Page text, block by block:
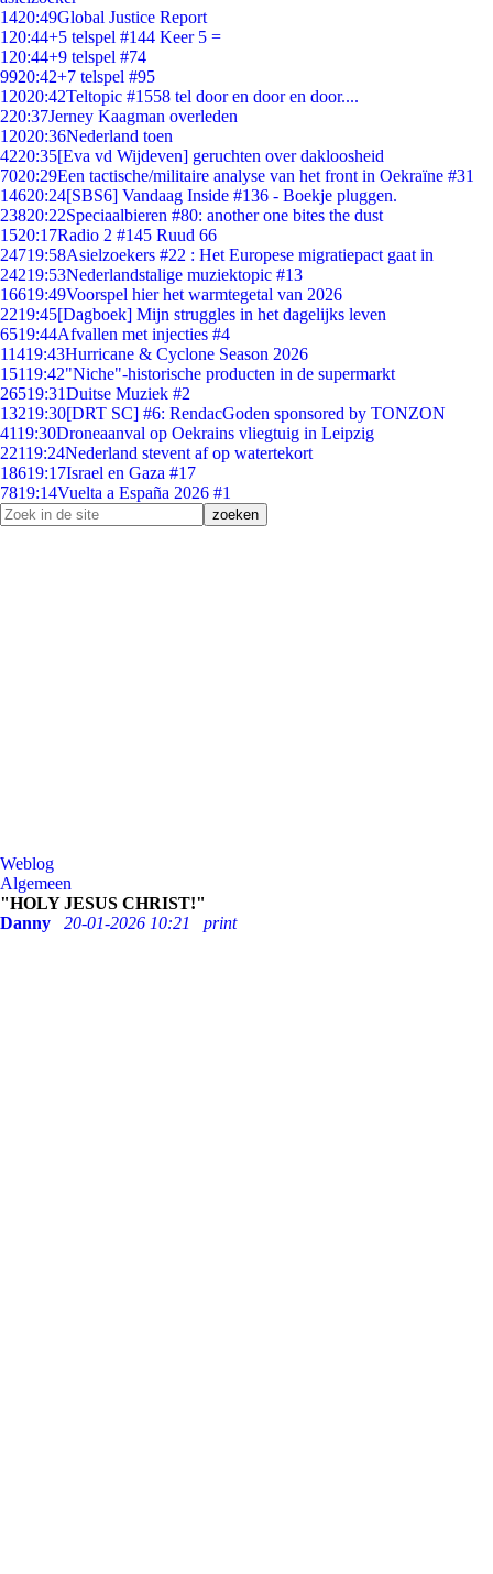
1420:49Global Justice Report
1 20:44+5 telspel #144 Keer 5 =
1 20:44+9 telspel #74
9920:42+7 telspel #95
12020:42Teltopic #1558 tel door en door en door....
220:37Jerney Kaagman overleden
12020:36Nederland toen
4220:35[Eva vd Wijdeven] geruchten over dakloosheid
7020:29Een tactische/militaire analyse van het front in Oekraïne #31
14620:24[SBS6] Vandaag Inside #136 - Boekje pluggen.
23820:22Speciaalbieren #80: another one bites the dust
1520:17Radio 2 #145 Ruud 66
24719:58Asielzoekers #22 : Het Europese migratiepact gaat in
24219:53Nederlandstalige muziektopic #13
16619:49Voorspel hier het warmtegetal van 2026
2219:45[Dagboek] Mijn struggles in het dagelijks leven
6519:44Afvallen met injecties #4
11419:43Hurricane & Cyclone Season 2026
15119:42"Niche"-historische producten in de supermarkt
26519:31Duitse Muziek #2
13219:30[DRT SC] #6: RendacGoden sponsored by TONZON
4119:30Droneaanval op Oekrains vliegtuig in Leipzig
22119:24Nederland stevent af op watertekort
18619:17Israel en Gaza #17
7819:14Vuelta a España 2026 #1
Weblog
Algemeen
"HOLY JESUS CHRIST!"
Danny
20-01-2026 10:21 print